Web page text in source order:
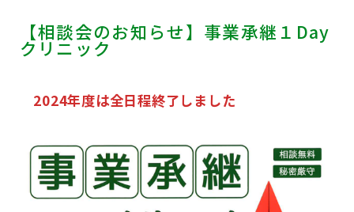
【相談会のお知らせ】事業承継１Day
クリニック
2024年度は全日程終了しました